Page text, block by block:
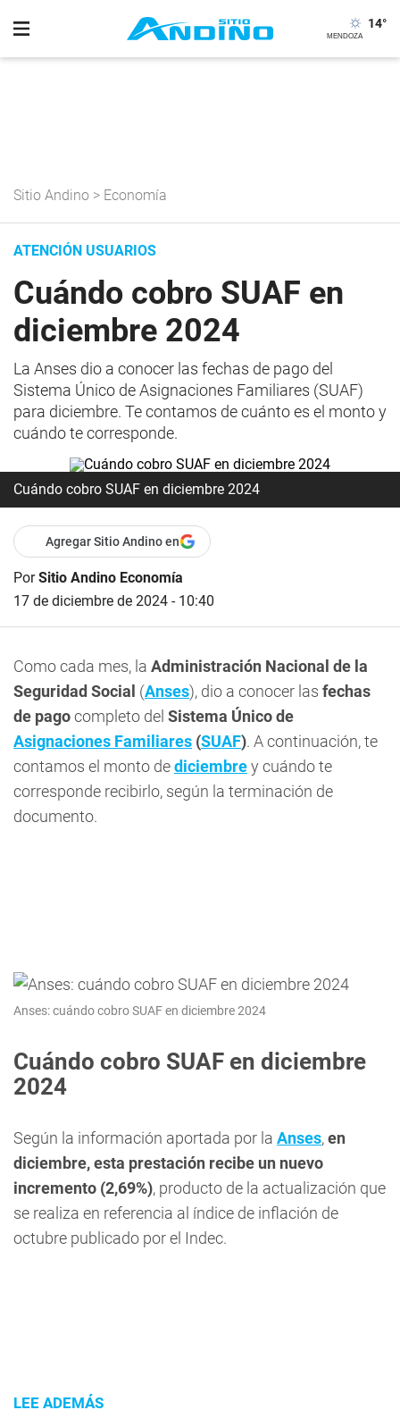
14°
Sitio Andino > Economía
ATENCIÓN USUARIOS
Cuándo cobro SUAF en
diciembre 2024
La Anses dio a conocer las fechas de pago del
Sistema Único de Asignaciones Familiares (SUAF)
para diciembre. Te contamos de cuánto es el monto y
cuándo te corresponde.
Cuándo cobro SUAF en diciembre 2024
Agregar Sitio Andino en
PorSitio Andino Economía
17 de diciembre de 2024 - 10:40
Como cada mes, la Administración Nacional de la
Seguridad Social (Anses), dio a conocer las fechas
de pagocompleto del Sistema Único de
Asignaciones Familiares (SUAF). A continuación, te
contamos el monto dediciembrey cuándo te
corresponde recibirlo, según la terminación de
documento.
Anses: cuándo cobro SUAF en diciembre 2024
Cuándo cobro SUAF en diciembre
2024
Según la información aportada por la Anses,en
diciembre, esta prestación recibe un nuevo
incremento (2,69%), producto de la actualización que
se realiza en referencia al índice de inflación de
octubre publicado por el Indec.
LEE ADEMÁS